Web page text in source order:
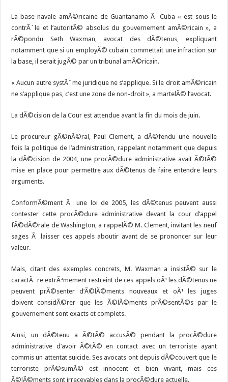
La base navale amÃ©ricaine de Guantanamo Ã Cuba « est sous le
contrÃ´le et l’autoritÃ© absolus du gouvernement amÃ©ricain », a
rÃ©pondu Seth Waxman, avocat des dÃ©tenus, expliquant
notamment que si un employÃ© cubain commettait une infraction sur
la base, il serait jugÃ© par un tribunal amÃ©ricain.
« Aucun autre systÃ¨me juridique ne s’applique. Si le droit amÃ©ricain
ne s’applique pas, c’est une zone de non-droit », a martelÃ© l’avocat.
La dÃ©cision de la Cour est attendue avant la fin du mois de juin.
Le procureur gÃ©nÃ©ral, Paul Clement, a dÃ©fendu une nouvelle
fois la politique de l’administration, rappelant notamment que depuis
la dÃ©cision de 2004, une procÃ©dure administrative avait Ã©tÃ©
mise en place pour permettre aux dÃ©tenus de faire entendre leurs
arguments.
ConformÃ©ment Ã une loi de 2005, les dÃ©tenus peuvent aussi
contester cette procÃ©dure administrative devant la cour d’appel
fÃ©dÃ©rale de Washington, a rappelÃ© M. Clement, invitant les neuf
sages Ã laisser ces appels aboutir avant de se prononcer sur leur
valeur.
Mais, citant des exemples concrets, M. Waxman a insistÃ© sur le
caractÃ¨re extrÃªmement restreint de ces appels oÃ¹ les dÃ©tenus ne
peuvent prÃ©senter d’Ã©lÃ©ments nouveaux et oÃ¹ les juges
doivent considÃ©rer que les Ã©lÃ©ments prÃ©sentÃ©s par le
gouvernement sont exacts et complets.
Ainsi, un dÃ©tenu a Ã©tÃ© accusÃ© pendant la procÃ©dure
administrative d’avoir Ã©tÃ© en contact avec un terroriste ayant
commis un attentat suicide. Ses avocats ont depuis dÃ©couvert que le
terroriste prÃ©sumÃ© est innocent et bien vivant, mais ces
Ã©lÃ©ments sont irrecevables dans la procÃ©dure actuelle.